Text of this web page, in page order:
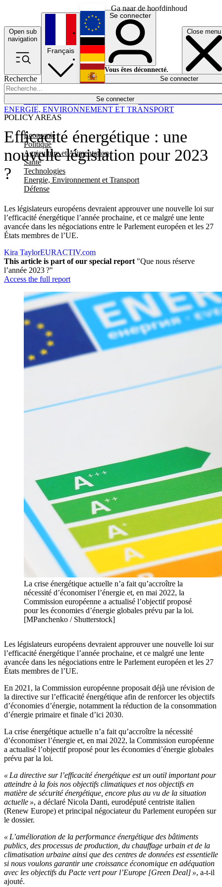
Ga naar de hoofdinhoud
Open sub
navigation
Close menu
Recherche
Se connecter
POLICY AREAS
Economie
Politique
Agriculture et Alimentation
Santé
Technologies
Energie, Environnement et Transport
Défense
Économie
Français
English
Deutsch
Español
Se connecter
Vous êtes déconnecté.
Se connecter
Efficacité énergétique : une
nouvelle législation pour 2023
?
Les législateurs européens devraient approuver une nouvelle loi sur
l’efficacité énergétique l’année prochaine, et ce malgré une lente
avancée dans les négociations entre le Parlement européen et les 27
États membres de l’UE.
ENERGIE, ENVIRONNEMENT ET TRANSPORT
Kira TaylorEURACTIV.com
This article is part of our special report "Que nous réserve
l’année 2023 ?"
Access the full report
La crise énergétique actuelle n’a fait qu’accroître la
nécessité d’économiser l’énergie et, en mai 2022, la
Commission européenne a actualisé l’objectif proposé
pour les économies d’énergie globales prévu par la loi.
[MPanchenko / Shutterstock]
Les législateurs européens devraient approuver une nouvelle loi sur
l’efficacité énergétique l’année prochaine, et ce malgré une lente
avancée dans les négociations entre le Parlement européen et les 27
États membres de l’UE.
En 2021, la Commission européenne proposait déjà une révision de
la directive sur l’efficacité énergétique afin de renforcer les objectifs
d’économies d’énergie, notamment la réduction de la consommation
d’énergie primaire et finale d’ici 2030.
La crise énergétique actuelle n’a fait qu’accroître la nécessité
d’économiser l’énergie et, en mai 2022, la Commission européenne
a actualisé l’objectif proposé pour les économies d’énergie globales
prévu par la loi.
« La directive sur l’efficacité énergétique est un outil important pour
atteindre à la fois nos objectifs climatiques et nos objectifs en
matière de sécurité énergétique, encore plus au vu de la situation
actuelle », a déclaré Nicola Danti, eurodéputé centriste italien
(Renew Europe) et principal négociateur du Parlement européen sur
le dossier.
« L’amélioration de la performance énergétique des bâtiments
publics, des processus de production, du chauffage urbain et de la
climatisation urbaine ainsi que des centres de données est essentielle
si nous voulons garantir une croissance économique en adéquation
avec les objectifs du Pacte vert pour l’Europe [Green Deal] », a-t-il
ajouté.